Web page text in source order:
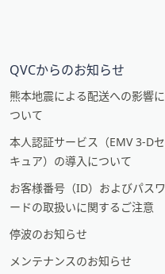
QVCからのお知らせ
熊本地震による配送への影響に
ついて
本人認証サービス（EMV 3-Dセ
キュア）の導入について
お客様番号（ID）およびパスワ
ードの取扱いに関するご注意
停波のお知らせ
メンテナンスのお知らせ